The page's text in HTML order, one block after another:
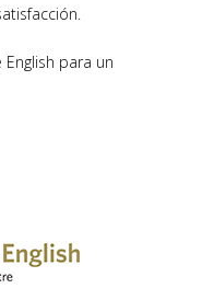
para un